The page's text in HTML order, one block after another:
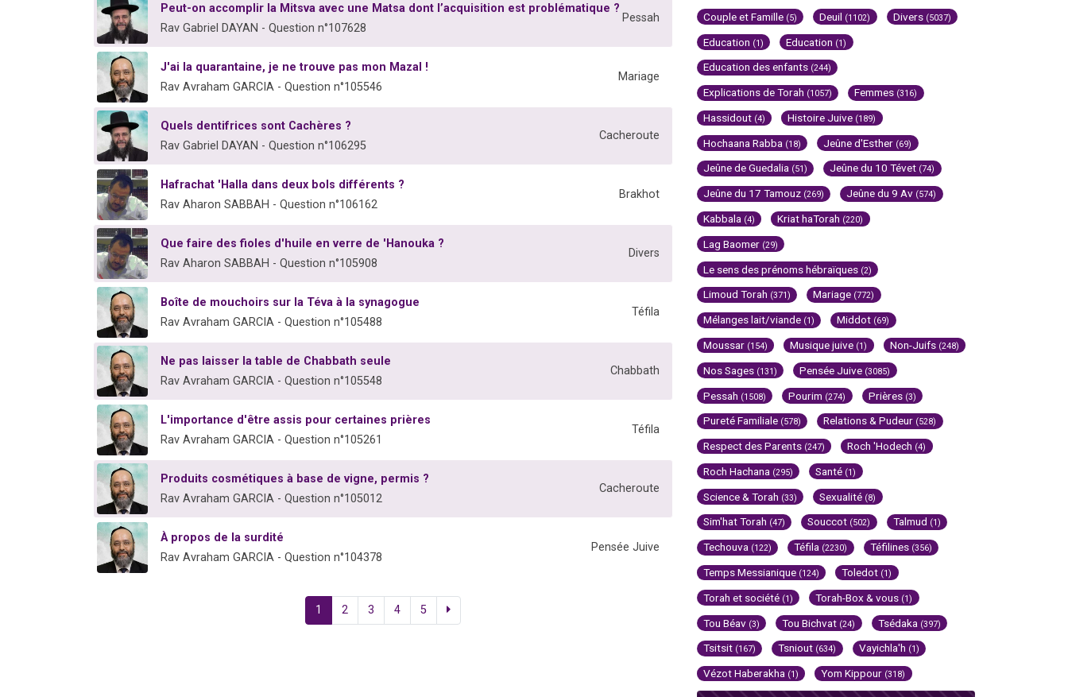
Peut-on accomplir la Mitsva avec une Matsa dont l’acquisition est problématique ?
Rav Gabriel DAYAN - Question n°107628
Pessah
J'ai la quarantaine, je ne trouve pas mon Mazal !
Rav Avraham GARCIA - Question n°105546
Mariage
Quels dentifrices sont Cachères ?
Rav Gabriel DAYAN - Question n°106295
Cacheroute
Hafrachat 'Halla dans deux bols différents ?
Rav Aharon SABBAH - Question n°106162
Brakhot
Que faire des fioles d'huile en verre de 'Hanouka ?
Rav Aharon SABBAH - Question n°105908
Divers
Boîte de mouchoirs sur la Téva à la synagogue
Rav Avraham GARCIA - Question n°105488
Téfila
Ne pas laisser la table de Chabbath seule
Rav Avraham GARCIA - Question n°105548
Chabbath
L'importance d'être assis pour certaines prières
Rav Avraham GARCIA - Question n°105261
Téfila
Produits cosmétiques à base de vigne, permis ?
Rav Avraham GARCIA - Question n°105012
Cacheroute
À propos de la surdité
Rav Avraham GARCIA - Question n°104378
Pensée Juive
1 2 3 4 5
Couple et Famille (5) Deuil (1102) Divers (5037)
Education (1) Education (1)
Education des enfants (244)
Explications de Torah (1057) Femmes (316)
Hassidout (4) Histoire Juive (189)
Hochaana Rabba (18) Jeûne d'Esther (69)
Jeûne de Guedalia (51) Jeûne du 10 Tévet (74)
Jeûne du 17 Tamouz (269) Jeûne du 9 Av (574)
Kabbala (4) Kriat haTorah (220)
Lag Baomer (29)
Le sens des prénoms hébraïques (2)
Limoud Torah (371) Mariage (772)
Mélanges lait/viande (1) Middot (69)
Moussar (154) Musique juive (1) Non-Juifs (248)
Nos Sages (131) Pensée Juive (3085)
Pessah (1508) Pourim (274) Prières (3)
Pureté Familiale (578) Relations & Pudeur (528)
Respect des Parents (247) Roch 'Hodech (4)
Roch Hachana (295) Santé (1)
Science & Torah (33) Sexualité (8)
Sim'hat Torah (47) Souccot (502) Talmud (1)
Techouva (122) Téfila (2230) Téfilines (356)
Temps Messianique (124) Toledot (1)
Torah et société (1) Torah-Box & vous (1)
Tou Béav (3) Tou Bichvat (24) Tsédaka (397)
Tsitsit (167) Tsniout (634) Vayichla'h (1)
Vézot Haberakha (1) Yom Kippour (318)